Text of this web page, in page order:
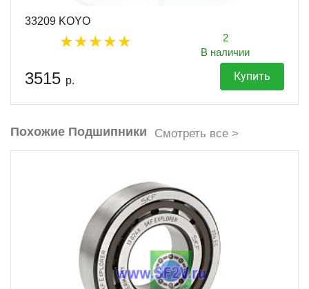
33209 KOYO
2
В наличии
3515 р. Купить
Похожие Подшипники Смотреть все >